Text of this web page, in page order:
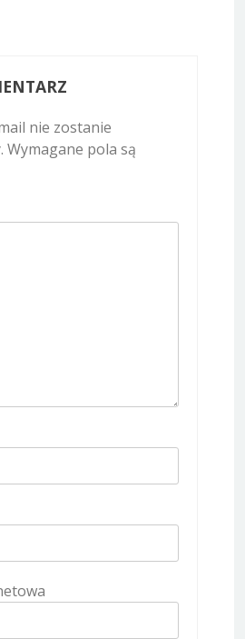
nie zostanie
Wymagane pola są